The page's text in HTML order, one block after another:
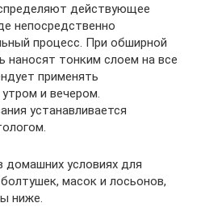
действующее
непосредственно
процесс. При обширной
наносят тонким слоем на все
применять
и вечером.
устанавливается
домашних условиях для
масок и лосьонов,
ниже.